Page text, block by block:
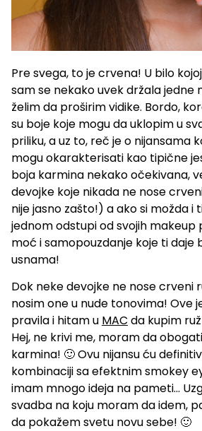
Pre svega, to je crvena! U bilo
sam se nekako uvek držala jedne
želim da proširim vidike. Bordo,
su boje koje mogu da uklopim u
priliku, a uz to, reč je o nijansama
mogu okarakterisati kao tipične
boja karmina nekako očekivana,
devojke koje nikada ne nose
nije jasno zašto!) a ako si možda i
jednom odstupi od svojih makeup
moć i samopouzdanje koje ti daje
usnama!
Dok neke devojke ne nose crveni
nosim one u nude tonovima! Ove
pravila i hitam u MAC da kupim
Hej, ne krivi me, moram da
karmina! 🙂 Ovu nijansu ću
kombinaciji sa efektnim smokey
imam mnogo ideja na pameti…
svadba na koju moram da idem,
da pokažem svetu novu sebe! 🙂